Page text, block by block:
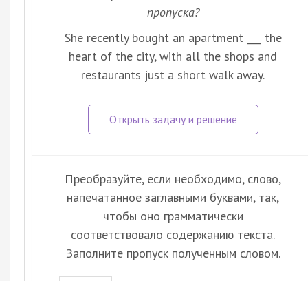
пропуска?
She recently bought an apartment ___ the
heart of the city, with all the shops and
restaurants just a short walk away.
Преобразуйте, если необходимо, слово,
напечатанное заглавными буквами, так,
чтобы оно грамматически
соответствовало содержанию текста.
Заполните пропуск полученным словом.